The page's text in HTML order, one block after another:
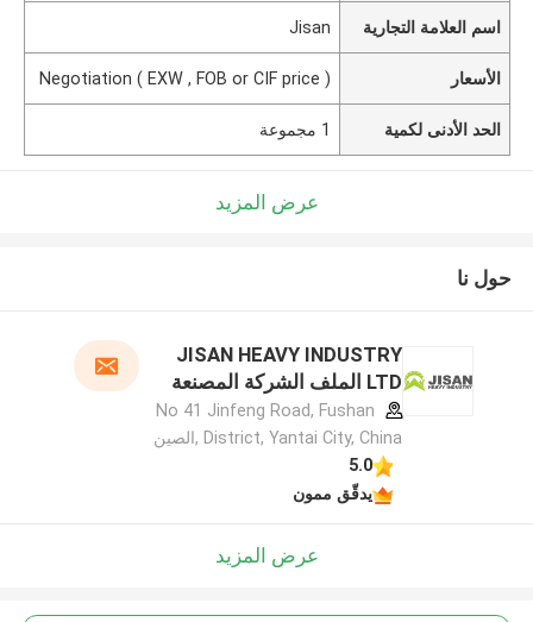
اسم العلامة التجارية Jisan
الأسعار Negotiation ( EXW , FOB or CIF price )
الحد الأدنى لكمية 1 مجموعة
عرض المزيد
حول نا
JISAN HEAVY INDUSTRY
LTD الملف الشركة المصنعة
No 41 Jinfeng Road, Fushan
District, Yantai City, China ,الصين
5.0
يدقّق ممون
عرض المزيد